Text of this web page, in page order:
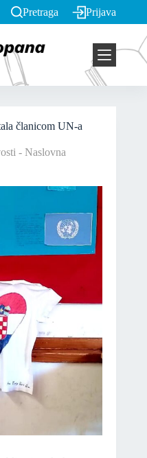
Pretraga Prijava
članicom UN-a
- Naslovna